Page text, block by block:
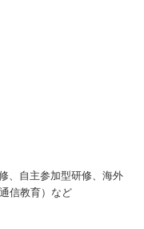
、自主参加型研修、海外
信教育）など